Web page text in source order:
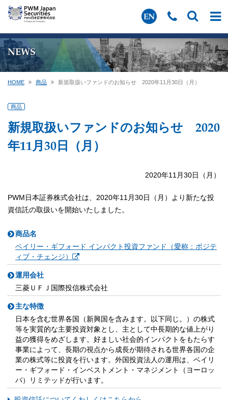
NEWS
HOME 商品 新規取扱いファンドのお知らせ 2020年11月30日（月）
商品
新規取扱いファンドのお知らせ 2020
年11月30日（月）
2020年11月30日（月）
PWM日本証券株式会社は、2020年11月30日（月）より新たな投
資信託の取扱いを開始いたしました。
商品名
ベイリー・ギフォード インパクト投資ファンド（愛称：ポジテ
ィブ・チェンジ）
運用会社
三菱ＵＦＪ国際投信株式会社
主な特徴
日本を含む世界各国（新興国を含みます。以下同じ。）の株式
等を実質的な主要投資対象とし、主として中長期的な値上がり
益の獲得をめざします。好ましい社会的インパクトをもたらす
事業によって、長期の視点から成長が期待される世界各国の企
業の株式等に投資を行います。外国投資法人の運用は、ベイリ
ー・ギフォード・インベストメント・マネジメント（ヨーロッ
パ）リミテッドが行います。